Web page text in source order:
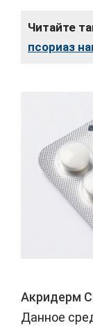
Читайте
псориаз
Акридерм
Данное